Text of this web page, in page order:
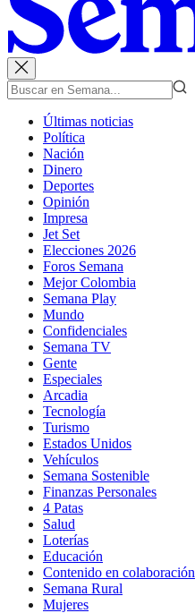
Últimas noticias
Política
Nación
Dinero
Deportes
Opinión
Impresa
Jet Set
Elecciones 2026
Foros Semana
Mejor Colombia
Semana Play
Mundo
Confidenciales
Semana TV
Gente
Especiales
Arcadia
Tecnología
Turismo
Estados Unidos
Vehículos
Semana Sostenible
Finanzas Personales
4 Patas
Salud
Loterías
Educación
Contenido en colaboración
Semana Rural
Mujeres